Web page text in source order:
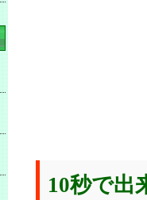
10秒で出